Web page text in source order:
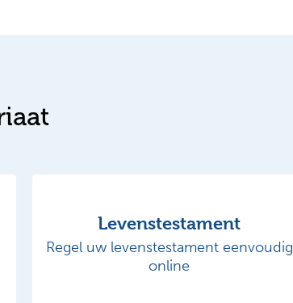
Levenstestament
Regel uw levenstestament eenvoudig
online